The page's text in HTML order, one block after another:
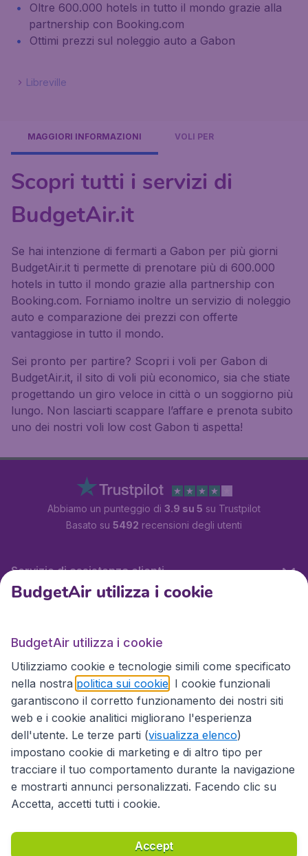
Oltre 600.000 hotels in tutto il mondo grazie alla
partnership con Booking.com
Ottimi prezzi sul noleggio auto a Gabon
Libreville
MAGGIORI INFORMAZIONI VOLI PER
Scopri tutti i servizi di
BudgetAir.it
Se hai intenzione di fermarti a Gabon per più giorni
BudgetAir.it ti permette di prenotare più di 600.000
hotels in tutto il mondo grazie alla partnership con
Booking.com. Forniamo inoltre un servizio di noleggio
auto e comparazione dei prezzi con offerte
vantaggiose in tutto il mondo.
Sei pronto per partire? Scopri i voli per Gabon di
BudgetAir.it, il sito di voli più economico, sia che stiate
progettando un giro veloce in città o un soggiorno più
lungo. Non lasciarti scappare l’affare e prenota subito
uno dei nostri voli low cost Gabon ti aspetta!
Abbiamo un punteggio di 3.9 su 5 su Trustpilot
Basato su 5492 recensioni degli utenti
Servizio di assistenza clienti
Siti internazionali
Esonero di responsabilità
BudgetAir utilizza i cookie
BudgetAir utilizza i cookie
Utilizziamo cookie e tecnologie simili come specificato
nella nostra politica sui cookie . I cookie funzionali
garantiscono il corretto funzionamento dei nostri siti
web e i cookie analitici migliorano l'esperienza
dell'utente. Le terze parti (visualizza elenco)
impostano cookie di marketing e di altro tipo per
tracciare il tuo comportamento durante la navigazione
e mostrarti annunci personalizzati. Facendo clic su
Accetta, accetti tutti i cookie.
Accept